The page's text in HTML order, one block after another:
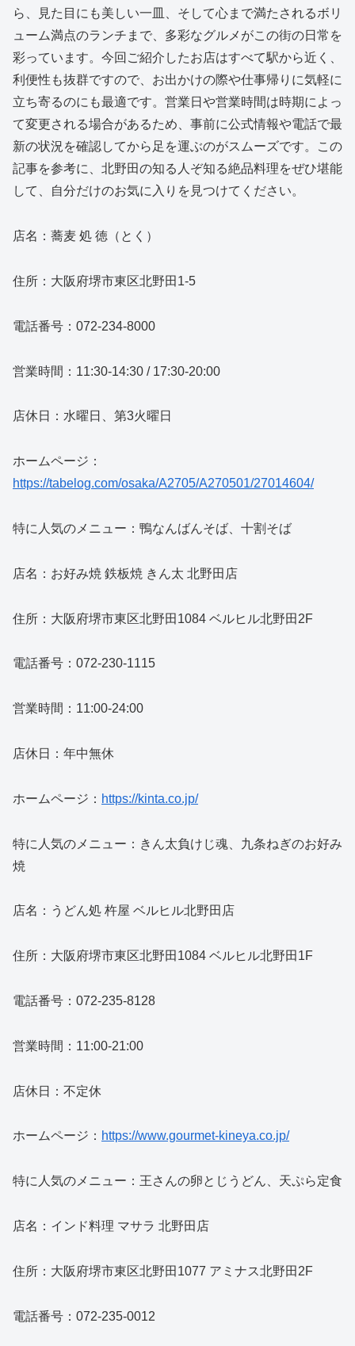
ら、見た目にも美しい一皿、そして心まで満たされるボリ
ューム満点のランチまで、多彩なグルメがこの街の日常を
彩っています。今回ご紹介したお店はすべて駅から近く、
利便性も抜群ですので、お出かけの際や仕事帰りに気軽に
立ち寄るのにも最適です。営業日や営業時間は時期によっ
て変更される場合があるため、事前に公式情報や電話で最
新の状況を確認してから足を運ぶのがスムーズです。この
記事を参考に、北野田の知る人ぞ知る絶品料理をぜひ堪能
して、自分だけのお気に入りを見つけてください。
店名：蕎麦 処 徳（とく）
住所：大阪府堺市東区北野田1-5
電話番号：072-234-8000
営業時間：11:30-14:30 / 17:30-20:00
店休日：水曜日、第3火曜日
ホームページ：
https://tabelog.com/osaka/A2705/A270501/27014604/
特に人気のメニュー：鴨なんばんそば、十割そば
店名：お好み焼 鉄板焼 きん太 北野田店
住所：大阪府堺市東区北野田1084 ベルヒル北野田2F
電話番号：072-230-1115
営業時間：11:00-24:00
店休日：年中無休
ホームページ： https://kinta.co.jp/
特に人気のメニュー：きん太負けじ魂、九条ねぎのお好み
焼
店名：うどん処 杵屋 ベルヒル北野田店
住所：大阪府堺市東区北野田1084 ベルヒル北野田1F
電話番号：072-235-8128
営業時間：11:00-21:00
店休日：不定休
ホームページ： https://www.gourmet-kineya.co.jp/
特に人気のメニュー：王さんの卵とじうどん、天ぷら定食
店名：インド料理 マサラ 北野田店
住所：大阪府堺市東区北野田1077 アミナス北野田2F
電話番号：072-235-0012